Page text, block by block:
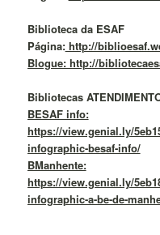
Biblioteca da ESAF
Página:http://
Blogue: http://
Bibliotecas
BESAF info:
https://view.genial.ly/
infographic-besaf-info/
BManhente:
https://view.genial.ly/
infographic-a-be-de-